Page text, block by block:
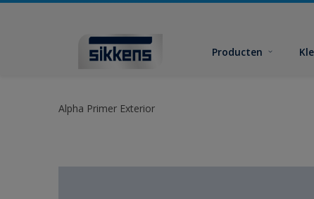
Producten
Alpha Primer Exterior